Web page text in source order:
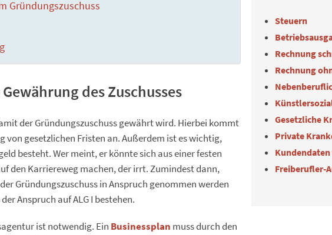
Gründungszuschuss
des Zuschusses
der Gründungszuschuss gewährt wird. Hierbei kommt
von gesetzlichen Fristen an. Außerdem ist es wichtig,
besteht. Wer meint, er könnte sich aus einer festen
den Karriereweg machen, der irrt. Zumindest dann,
Gründungszuschuss in Anspruch genommen werden
Anspruch auf ALG I bestehen.
ist notwendig. Ein Businessplan muss durch den
Steuern
Rechnung
Rechnung
Gesetzliche
Private
Freiberufler-